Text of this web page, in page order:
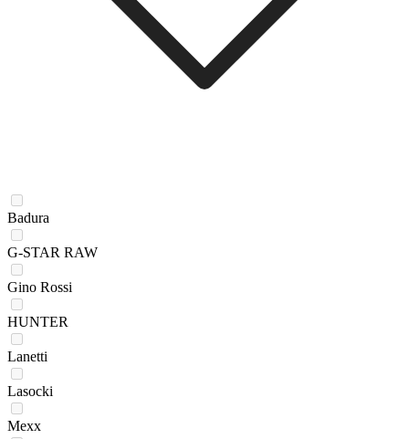
Badura
G-STAR RAW
Gino Rossi
HUNTER
Lanetti
Lasocki
Mexx